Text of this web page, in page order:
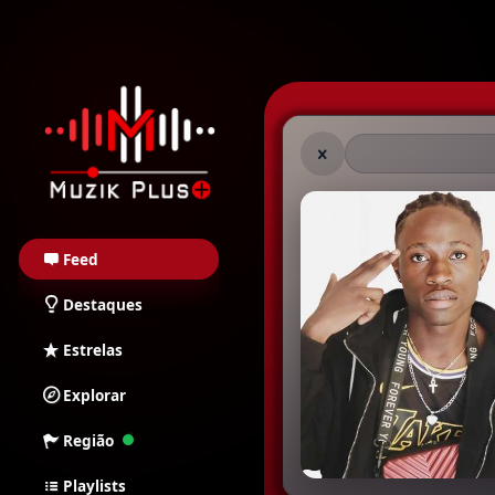
Muzik Plus AO -
Feed
Destaques
Estrelas
Explorar
Região
Playlists